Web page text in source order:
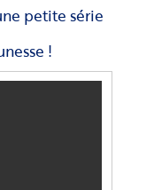
petite série
!